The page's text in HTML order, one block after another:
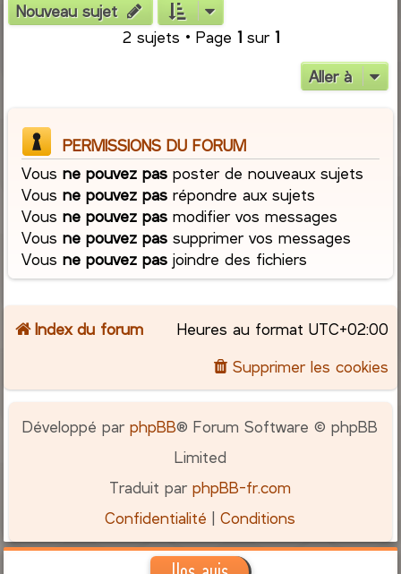
Nouveau sujet
2 sujets • Page 1sur 1
Aller à
PERMISSIONS DU FORUM
Vousne pouvez pas poster de nouveaux sujets
Vousne pouvez pas répondre aux sujets
Vousne pouvez pas modifier vos messages
Vousne pouvez pas supprimer vos messages
Vousne pouvez pas joindre des fichiers
Index du forum Heures au format UTC+02:00
Supprimer les cookies
Développé parphpBB® Forum Software © phpBB
Limited
Traduit parphpBB-fr.com
Confidentialité |Conditions